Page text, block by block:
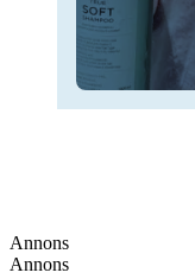
Annons
Annons